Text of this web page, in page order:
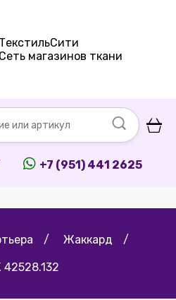
ТекстильСити
Сеть магазинов ткани
+7 (951) 441 2625
/ Жаккард /